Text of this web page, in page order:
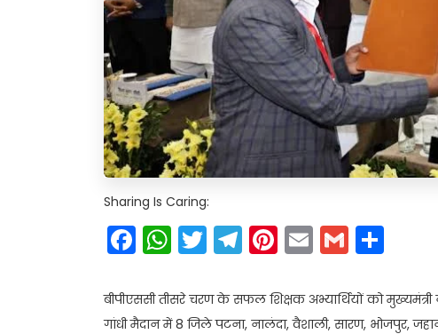
Sharing Is Caring:
Facebook
WhatsApp
Twitter
Telegram
Pinterest
EmailGmail
बीपीएससी तीसरे चरण के सफल शिक्षक अभ्यार्थियों को
गांधी मैदान में 8 जिले पटना, नालंदा, वैशाली, सारण, भोजपुर,